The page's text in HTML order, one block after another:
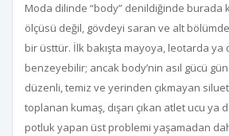
Moda dilinde “body” denildiğinde burada
ölçüsü değil, gövdeyi saran ve alt
bir üsttür. İlk bakışta mayoya, leotarda ya
benzeyebilir; ancak body’nin asıl gücü
düzenli, temiz ve yerinden çıkmayan
toplanan kumaş, dışarı çıkan atlet ucu ya
potluk yapan üst problemi yaşamadan